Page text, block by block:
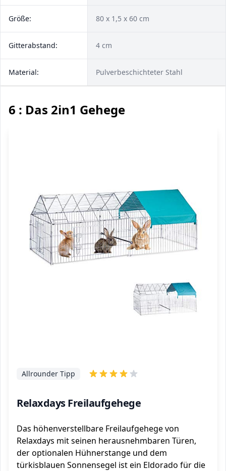
Größe: 80 x 1,5 x 60 cm
Gitterabstand: 4 cm
Material: Pulverbeschichteter Stahl
6 : Das 2in1 Gehege
Relaxdays Freilaufgehege
Allrounder Tipp
Das höhenverstellbare Freilaufgehege von
Relaxdays mit seinen herausnehmbaren Türen,
der optionalen Hühnerstange und dem
türkisblauen Sonnensegel ist ein Eldorado für die